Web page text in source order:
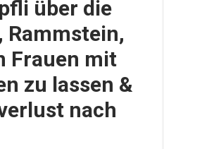
über die
Rammstein,
Frauen mit
zu lassen &
nach